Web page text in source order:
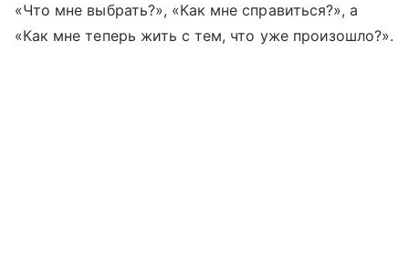
«Что мне выбрать?», «Как мне справиться?», а
«Как мне теперь жить с тем, что уже произошло?».